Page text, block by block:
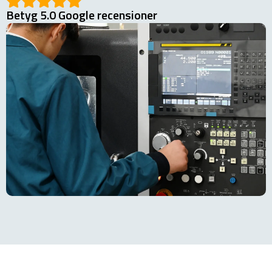
Betyg 5.0 Google recensioner